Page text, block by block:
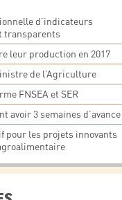
d’indicateurs
transparents
leur production en 2017
de l’Agriculture
FNSEA et SER
avoir 3 semaines d’avance
pour les projets innovants